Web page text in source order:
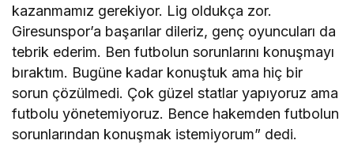
kazanmamız gerekiyor. Lig oldukça zor.
Giresunspor’a başarılar dileriz, genç oyuncuları da
tebrik ederim. Ben futbolun sorunlarını konuşmayı
bıraktım. Bugüne kadar konuştuk ama hiç bir
sorun çözülmedi. Çok güzel statlar yapıyoruz ama
futbolu yönetemiyoruz. Bence hakemden futbolun
sorunlarından konuşmak istemiyorum” dedi.